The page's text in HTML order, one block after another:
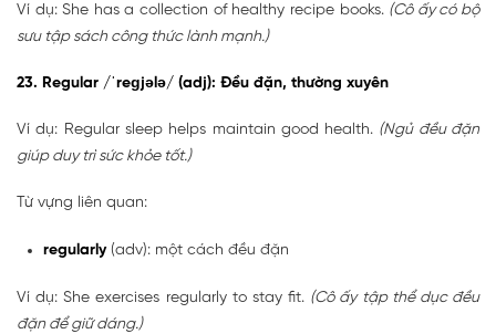
Ví dụ: She has a collection of healthy recipe books. (Cô ấy có bộ
sưu tập sách công thức lành mạnh.)
23. Regular /ˈreɡjələ/ (adj): Đều đặn, thường xuyên
Ví dụ: Regular sleep helps maintain good health. (Ngủ đều đặn
giúp duy trì sức khỏe tốt.)
Từ vựng liên quan:
regularly(adv): một cách đều đặn
Ví dụ: She exercises regularly to stay fit. (Cô ấy tập thể dục đều
đặn để giữ dáng.)